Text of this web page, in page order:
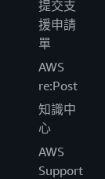
提交支
援申請
單
AWS
re:Post
知識中
心
AWS
Support